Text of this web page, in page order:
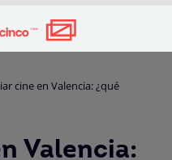
cine en Valencia: ¿qué
Valencia: